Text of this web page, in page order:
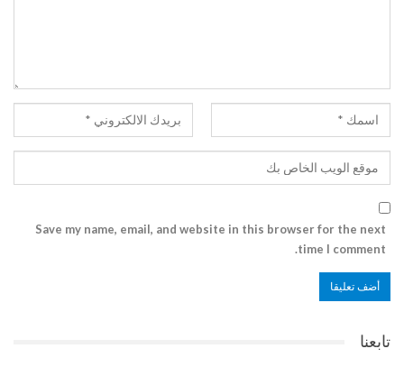
Save my name, email, and website in this browser for the next
time I comment.
تابعنا